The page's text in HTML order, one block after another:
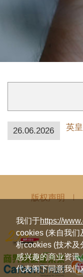
我们于https://
cookies (来自我们
析cookies (技术及
感兴趣的商业资讯
代表阁下同意我们
26.06.2026 英
版权声明